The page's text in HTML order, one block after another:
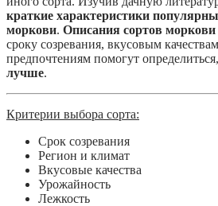
краткие характеристики
моркови. Описания сортов моркови
сроку созревания, вкусовым
предпочтениям помогут определиться,
лучше.
Критерии выбора сорта:
Срок созревания
Регион и климат
Вкусовые качества
Урожайность
Лежкость